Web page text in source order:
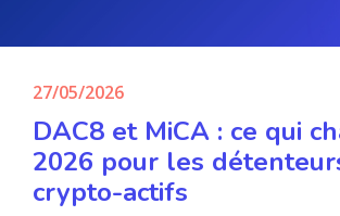
27/05/2026
DAC8 et MiCA : ce qui
2026 pour les
crypto-actifs